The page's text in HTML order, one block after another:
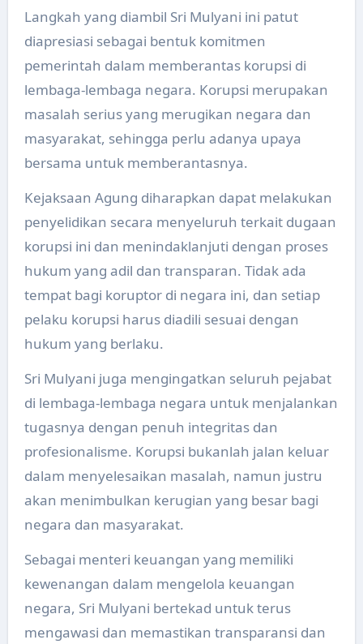
Langkah yang diambil Sri Mulyani ini patut
diapresiasi sebagai bentuk komitmen
pemerintah dalam memberantas korupsi di
lembaga-lembaga negara. Korupsi merupakan
masalah serius yang merugikan negara dan
masyarakat, sehingga perlu adanya upaya
bersama untuk memberantasnya.
Kejaksaan Agung diharapkan dapat melakukan
penyelidikan secara menyeluruh terkait dugaan
korupsi ini dan menindaklanjuti dengan proses
hukum yang adil dan transparan. Tidak ada
tempat bagi koruptor di negara ini, dan setiap
pelaku korupsi harus diadili sesuai dengan
hukum yang berlaku.
Sri Mulyani juga mengingatkan seluruh pejabat
di lembaga-lembaga negara untuk menjalankan
tugasnya dengan penuh integritas dan
profesionalisme. Korupsi bukanlah jalan keluar
dalam menyelesaikan masalah, namun justru
akan menimbulkan kerugian yang besar bagi
negara dan masyarakat.
Sebagai menteri keuangan yang memiliki
kewenangan dalam mengelola keuangan
negara, Sri Mulyani bertekad untuk terus
mengawasi dan memastikan transparansi dan